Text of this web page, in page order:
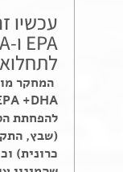
המחקר
+DHA
להפחתת
(שבץ,
כרונית)